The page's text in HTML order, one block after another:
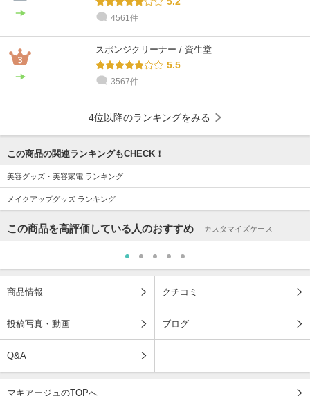
4561件
スポンジクリーナー / 資生堂
5.5
3567件
4位以降のランキングをみる
この商品の関連ランキングもCHECK！
美容グッズ・美容家電 ランキング
メイクアップグッズ ランキング
この商品を高評価している人のおすすめ カスタマイズケース
商品情報 クチコミ
投稿写真・動画 ブログ
Q&A
マキアージュのTOPへ